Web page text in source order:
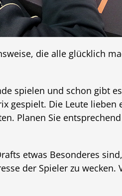
die alle glücklich
spielen und schon gibt
gespielt. Die Leute lieben
Planen Sie
etwas Besonderes
der Spieler zu wecken.